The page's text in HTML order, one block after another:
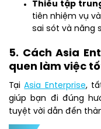
Thiếu tập
tiên nhiệm vụ
sai sót và năng
5. Cách Asia
quen làm việc
TạiAsia Enterprise,
giúp bạn đi đúng
tuyệt vời dẫn đến